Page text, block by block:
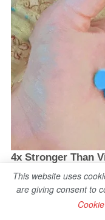
This website uses
are giving consent to